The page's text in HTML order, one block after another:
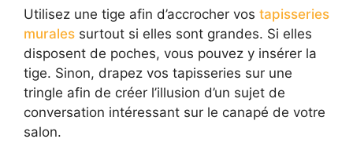
Utilisez une tige afin d’accrocher vos tapisseries
murales surtout si elles sont grandes. Si elles
disposent de poches, vous pouvez y insérer la
tige. Sinon, drapez vos tapisseries sur une
tringle afin de créer l’illusion d’un sujet de
conversation intéressant sur le canapé de votre
salon.